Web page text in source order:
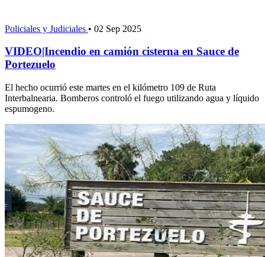
Policiales y Judiciales • 02 Sep 2025
VIDEO|Incendio en camión cisterna en Sauce de
Portezuelo
El hecho ocurrió este martes en el kilómetro 109 de Ruta
Interbalnearia. Bomberos controló el fuego utilizando agua y líquido
espumogeno.